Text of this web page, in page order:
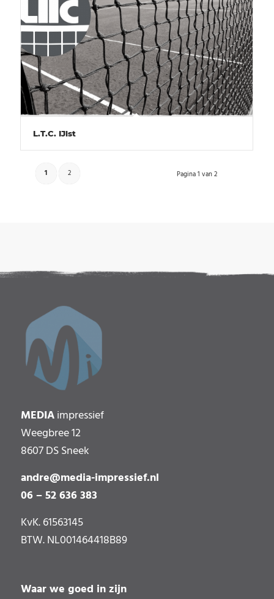
L.T.C. IJlst
Pagina 1 van 2
1 2
MEDIAimpressief
Weegbree 12
8607 DS Sneek
andre@media-impressief.nl
06 – 52 636 383
KvK. 61563145
BTW. NL001464418B89
Waar we goed in zijn